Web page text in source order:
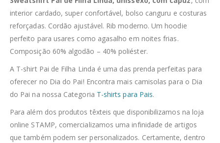
interior cardado, super confortável, bolso canguru e costuras
reforçadas. Cordão ajustável. Rib moderno. Um hoodie
perfeito para usares como agasalho em noites frias.
Composição 60% algodão – 40% poliéster.
A T-shirt Pai de Filha Linda é uma das prenda perfeitas para
oferecer no Dia do Pai! Encontra mais camisolas para o Dia
do Pai na nossa Categoria T-shirts para Pais.
Para além dos produtos têxteis que disponibilizamos na loja
online STAMP, comercializamos uma infinidade de artigos
que também podem ser personalizados. Certamente, dentro